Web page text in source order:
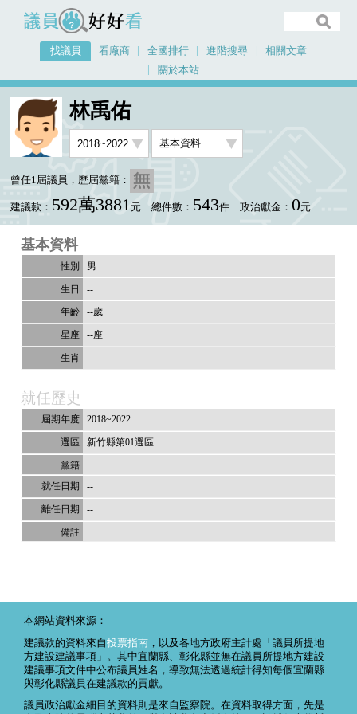
議員好好看
找議員 看廠商 全國排行 進階搜尋
相關文章
關於本站
首頁 找議員
林禹佑
曾任1屆議員，歷屆黨籍：
建議款： 592萬3881元 總件數： 543件 政治獻金： 0元
基本資料
男
--
--歲
--座
--
就任歷史
2018~2022
新竹縣第01選區
--
--
本網站資料來源：
建議款的資料來自投票指南 ，以及各地方政府主計處「議員所提地
方建設建議事項」。其中宜蘭縣、彰化縣並無在議員所提地方建設
建議事項文件中公布議員姓名，導致無法透過統計得知每個宜蘭縣
與彰化縣議員在建議款的貢獻。
議員政治獻金細目的資料則是來自監察院。在資料取得方面，先是